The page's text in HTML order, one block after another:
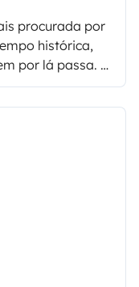
procurada por
histórica,
por lá passa. O
de
ao país.